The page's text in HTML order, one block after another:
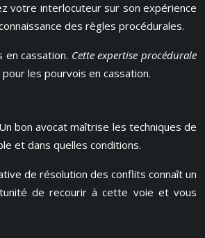
votre interlocuteur sur son expérience
des règles procédurales.
en cassation. Cette expertise procédurale
les pourvois en cassation.
bon avocat maîtrise les techniques de
et dans quelles conditions.
de résolution des conflits connaît un
de recourir à cette voie et vous